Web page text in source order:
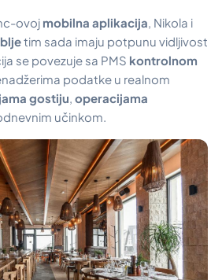
ovoj mobilna aplikacija , Nikola i
tim sada imaju potpunu vidljivost
se povezuje sa PMS kontrolnom
podatke u realnom
gostiju operacijama
učinkom.